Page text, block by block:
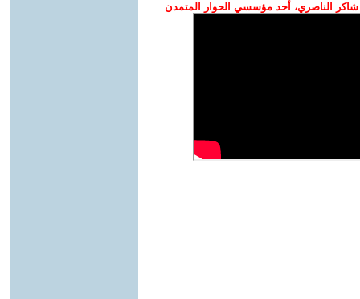
الناصري، أحد مؤسسي الحوار المتمدن